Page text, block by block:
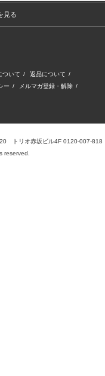
見る
ついて / 返品について /
ー / メルマガ登録・解除 /
20 トリオ赤坂ビル4F 0120-007-818
reserved.